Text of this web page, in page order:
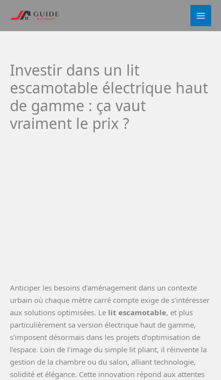
contenu
Investir dans un lit
escamotable électrique haut
de gamme : ça vaut
vraiment le prix ?
Anticiper les besoins d’aménagement dans un contexte
urbain où chaque mètre carré compte exige de s’intéresser
aux solutions optimisées. Le lit escamotable, et plus
particulièrement sa version électrique haut de gamme,
s’imposent désormais dans les projets d’optimisation de
l’espace. Loin de l’image du simple lit pliant, il réinvente la
gestion de la chambre ou du salon, alliant technologie,
solidité et élégance. Cette innovation répond aux attentes